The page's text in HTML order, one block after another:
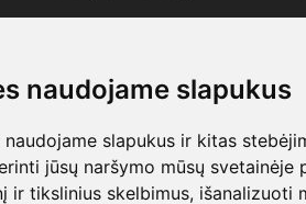
naudojame slapukus
naudojame slapukus ir kitas
jūsų naršymo mūsų
ir tikslinius skelbimus, išanalizuoti
Paskyra
Pamėgtos prekės